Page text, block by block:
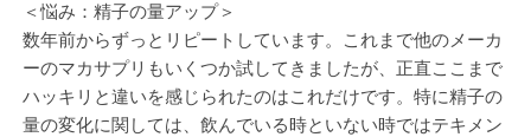
＜悩み：精子の量アップ＞
数年前からずっとリピートしています。これまで他のメーカ
ーのマカサプリもいくつか試してきましたが、正直ここまで
ハッキリと違いを感じられたのはこれだけです。特に精子の
量の変化に関しては、飲んでいる時といない時ではテキメン